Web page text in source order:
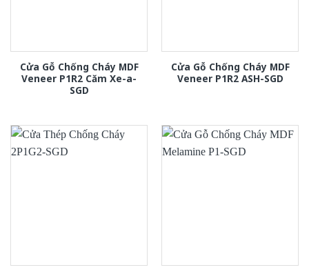
Cửa Gỗ Chống Cháy MDF
Veneer P1R2 Căm Xe-a-
SGD
Cửa Gỗ Chống Cháy MDF
Veneer P1R2 ASH-SGD